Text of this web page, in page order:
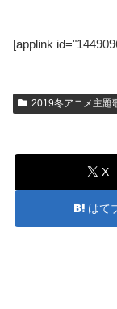
[applink
2019冬アニメ主題
X
はて